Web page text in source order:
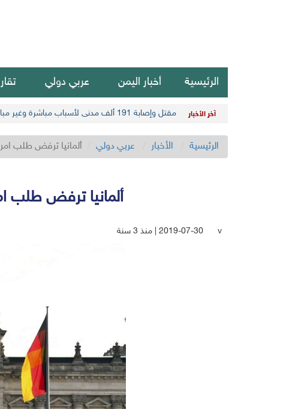
الرئيسية أخبار اليمن عربي دولي
آخر الأخبار مقتل وإصابة 191 ألف مدني لأسباب مباشرة وغير مباشرة في أحدث حصيلة حوثية
الرئيسية الأخبار عربي دولي ألمانيا ترفض طلب
ألمانيا ترفض طلب
v 2019-07-30 | منذ 3 سنة